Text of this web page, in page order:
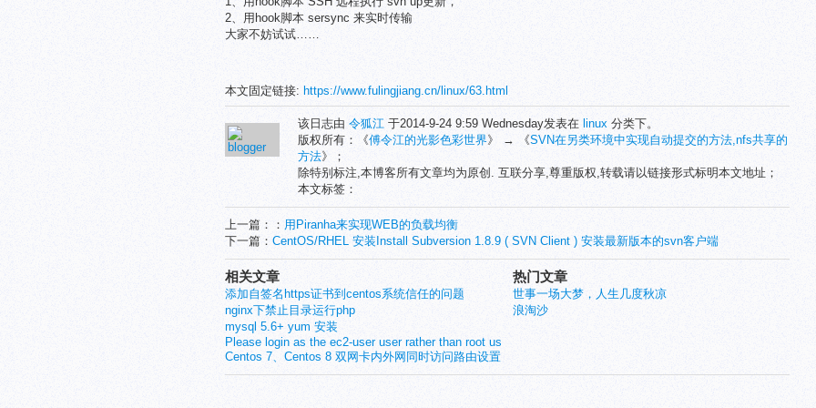
2、用hook脚本 sersync 来实时传输
大家不妨试试……
本文固定链接: https://www.fulingjiang.cn/linux/63.html
该日志由 令狐江 于2014-9-24 9:59 Wednesday发表在 linux 分类下。
版权所有：《傅令江的光影色彩世界》 → 《SVN在另类环境中实现自动提交的方法,nfs共享的
方法》；
除特别标注,本博客所有文章均为原创. 互联分享,尊重版权,转载请以链接形式标明本文地址；
本文标签：
上一篇：： 用Piranha来实现WEB的负载均衡
下一篇： CentOS/RHEL 安装Install Subversion 1.8.9 ( SVN Client ) 安装最新版本的svn客户端
热门文章
世事一场大梦，人生几度秋凉
浪淘沙
相关文章
添加自签名https证书到centos系统信任的问题
nginx下禁止目录运行php
mysql 5.6+ yum 安装
Please login as the ec2-user user rather than root user.
Centos 7、Centos 8 双网卡内外网同时访问路由设置